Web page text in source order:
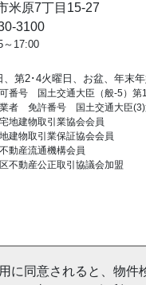
に同意されると、物件
米原7丁目15-27
3100
～17:00
、第2･4火曜日、お盆、年末
可番号 国土交通大臣（般-5）第
業者 免許番号 国土交通大臣
地建物取引業協会会員
建物取引業保証協会会員
動産流通機構会員
不動産公正取引協議会加盟
© HouseDoYonago